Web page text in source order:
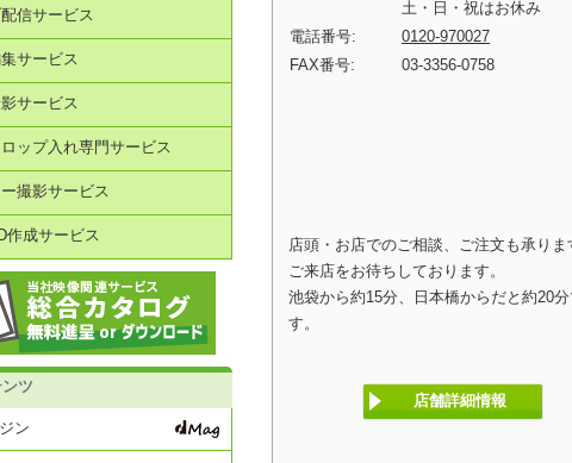
信サービス
サービス
サービス
ップ入れ専門サービス
撮影サービス
作成サービス
ツ
ン
土・日・祝はお休み
電話番号:
0120-970027
FAX番号:
03-3356-0758
店頭・お店でのご相談、ご注文も承りま
ご来店をお待ちしております。
池袋から約15分、日本橋からだと約20
す。
店舗詳細情報